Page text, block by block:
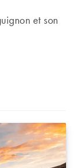
et son
bourguignon